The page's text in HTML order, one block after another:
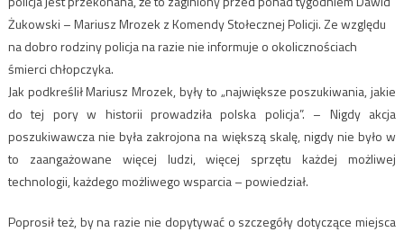
Żukowski – Mariusz Mrozek z Komendy Stołecznej Policji. Ze względu
na dobro rodziny policja na razie nie informuje o okolicznościach
śmierci chłopczyka.
Jak podkreślił Mariusz Mrozek, były to „największe poszukiwania, jakie
do tej pory w historii prowadziła polska policja”. – Nigdy akcja
poszukiwawcza nie była zakrojona na większą skalę, nigdy nie było w
to zaangażowane więcej ludzi, więcej sprzętu każdej możliwej
technologii, każdego możliwego wsparcia – powiedział.
Poprosił też, by na razie nie dopytywać o szczegóły dotyczące miejsca